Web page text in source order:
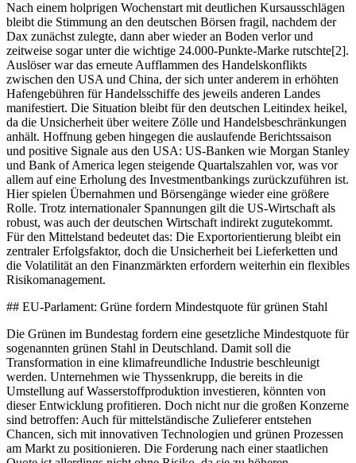
Nach einem holprigen Wochenstart mit deutlichen Kursausschlägen
bleibt die Stimmung an den deutschen Börsen fragil, nachdem der
Dax zunächst zulegte, dann aber wieder an Boden verlor und
zeitweise sogar unter die wichtige 24.000-Punkte-Marke rutschte[2].
Auslöser war das erneute Aufflammen des Handelskonflikts
zwischen den USA und China, der sich unter anderem in erhöhten
Hafengebühren für Handelsschiffe des jeweils anderen Landes
manifestiert. Die Situation bleibt für den deutschen Leitindex heikel,
da die Unsicherheit über weitere Zölle und Handelsbeschränkungen
anhält. Hoffnung geben hingegen die auslaufende Berichtssaison
und positive Signale aus den USA: US-Banken wie Morgan Stanley
und Bank of America legen steigende Quartalszahlen vor, was vor
allem auf eine Erholung des Investmentbankings zurückzuführen ist.
Hier spielen Übernahmen und Börsengänge wieder eine größere
Rolle. Trotz internationaler Spannungen gilt die US-Wirtschaft als
robust, was auch der deutschen Wirtschaft indirekt zugutekommt.
Für den Mittelstand bedeutet das: Die Exportorientierung bleibt ein
zentraler Erfolgsfaktor, doch die Unsicherheit bei Lieferketten und
die Volatilität an den Finanzmärkten erfordern weiterhin ein flexibles
Risikomanagement.
## EU-Parlament: Grüne fordern Mindestquote für grünen Stahl
Die Grünen im Bundestag fordern eine gesetzliche Mindestquote für
sogenannten grünen Stahl in Deutschland. Damit soll die
Transformation in eine klimafreundliche Industrie beschleunigt
werden. Unternehmen wie Thyssenkrupp, die bereits in die
Umstellung auf Wasserstoffproduktion investieren, könnten von
dieser Entwicklung profitieren. Doch nicht nur die großen Konzerne
sind betroffen: Auch für mittelständische Zulieferer entstehen
Chancen, sich mit innovativen Technologien und grünen Prozessen
am Markt zu positionieren. Die Forderung nach einer staatlichen